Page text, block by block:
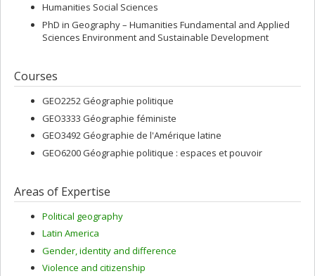
Humanities Social Sciences
PhD in Geography – Humanities Fundamental and Applied
Sciences Environment and Sustainable Development
Courses
GEO2252 Géographie politique
GEO3333 Géographie féministe
GEO3492 Géographie de l'Amérique latine
GEO6200 Géographie politique : espaces et pouvoir
Areas of Expertise
Political geography
Latin America
Gender, identity and difference
Violence and citizenship